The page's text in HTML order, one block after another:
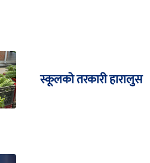
स्कूलको तरकारी हारालुस